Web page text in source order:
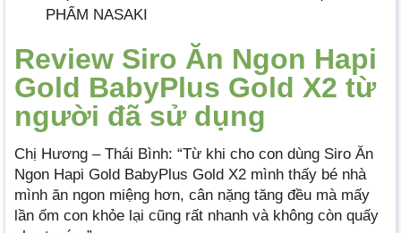
PHẨM NASAKI
Review Siro Ăn Ngon Hapi
Gold BabyPlus Gold X2 từ
người đã sử dụng
Chị Hương – Thái Bình: “Từ khi cho con dùng Siro Ăn
Ngon Hapi Gold BabyPlus Gold X2 mình thấy bé nhà
mình ăn ngon miệng hơn, cân nặng tăng đều mà mấy
lần ốm con khỏe lại cũng rất nhanh và không còn quấy